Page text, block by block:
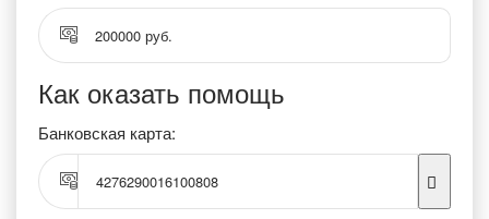
200000 руб.
Как оказать помощь
Банковская карта:
4276290016100808